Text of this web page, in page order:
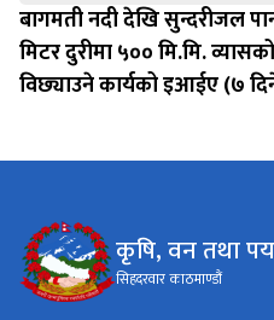
बागमती नदी देखि सुन्दरीजल
मिटर दुरीमा ५०० मि.मि.
विछ्याउने कार्यको इआईए (७
कृषि, वन तथा
सिहदरवार काठमाण्डौं